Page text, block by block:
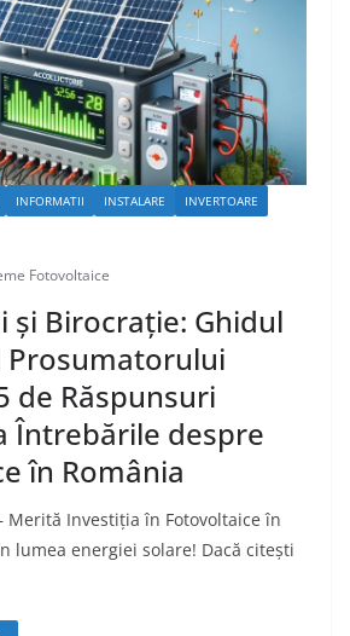
INFORMATII INSTALARE
INVERTOARE
Fotovoltaice
și Birocrație: Ghidul
Prosumatorului
de Răspunsuri
Întrebările despre
în România
Merită Investiția în Fotovoltaice în
lumea energiei solare! Dacă citești